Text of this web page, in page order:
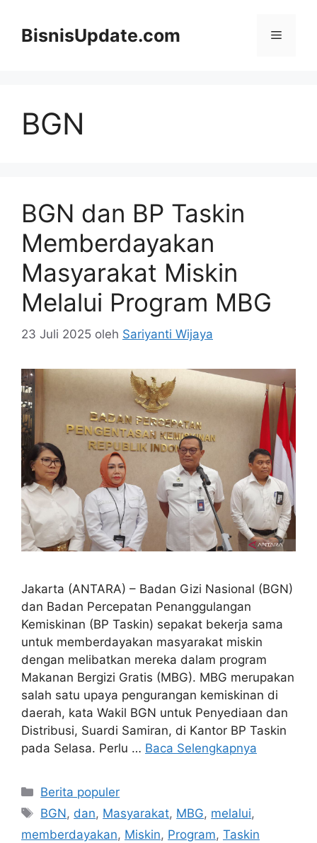
BisnisUpdate.com Menu
BGN
BGN dan BP Taskin
Memberdayakan
Masyarakat Miskin
Melalui Program MBG
23 Juli 2025 oleh Sariyanti Wijaya
Jakarta (ANTARA) – Badan Gizi Nasional (BGN)
dan Badan Percepatan Penanggulangan
Kemiskinan (BP Taskin) sepakat bekerja sama
untuk memberdayakan masyarakat miskin
dengan melibatkan mereka dalam program
Makanan Bergizi Gratis (MBG). MBG merupakan
salah satu upaya pengurangan kemiskinan di
daerah, kata Wakil BGN untuk Penyediaan dan
Distribusi, Suardi Samiran, di Kantor BP Taskin
pada Selasa. Perlu … Baca Selengkapnya
Kategori
Berita populer
Tag
BGN, dan, Masyarakat, MBG, melalui,
memberdayakan, Miskin, Program, Taskin